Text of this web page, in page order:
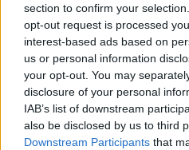
section to confirm your
opt-out request is processed
interest-based ads based on
us or personal information
your opt-out. You may
disclosure of your personal
IAB’s list of downstream
also be disclosed by us to third
Downstream Participants that
mais baixas. É sugerido que
nessas bolsas, pois uma vez
atrairá uma grande
dos usuários de lá, o que
oportunidades de negociação!
Binance